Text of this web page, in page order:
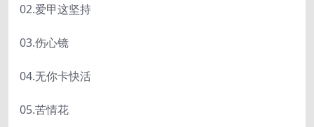
02.爱甲这坚持
03.伤心镜
04.无你卡快活
05.苦情花